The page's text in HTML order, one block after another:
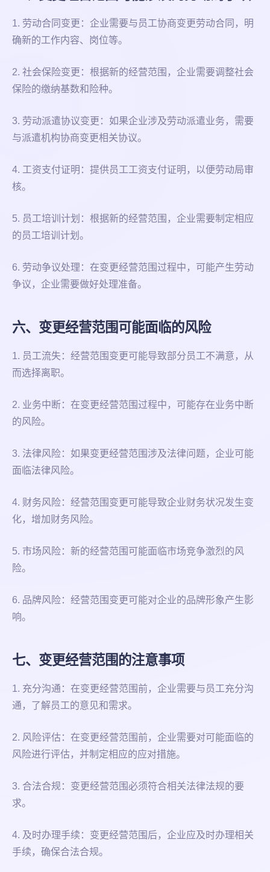
1. 劳动合同变更：企业需要与员工协商变更劳动合同，明
确新的工作内容、岗位等。
2. 社会保险变更：根据新的经营范围，企业需要调整社会
保险的缴纳基数和险种。
3. 劳动派遣协议变更：如果企业涉及劳动派遣业务，需要
与派遣机构协商变更相关协议。
4. 工资支付证明：提供员工工资支付证明，以便劳动局审
核。
5. 员工培训计划：根据新的经营范围，企业需要制定相应
的员工培训计划。
6. 劳动争议处理：在变更经营范围过程中，可能产生劳动
争议，企业需要做好处理准备。
六、变更经营范围可能面临的风险
1. 员工流失：经营范围变更可能导致部分员工不满意，从
而选择离职。
2. 业务中断：在变更经营范围过程中，可能存在业务中断
的风险。
3. 法律风险：如果变更经营范围涉及法律问题，企业可能
面临法律风险。
4. 财务风险：经营范围变更可能导致企业财务状况发生变
化，增加财务风险。
5. 市场风险：新的经营范围可能面临市场竞争激烈的风
险。
6. 品牌风险：经营范围变更可能对企业的品牌形象产生影
响。
七、变更经营范围的注意事项
1. 充分沟通：在变更经营范围前，企业需要与员工充分沟
通，了解员工的意见和需求。
2. 风险评估：在变更经营范围前，企业需要对可能面临的
风险进行评估，并制定相应的应对措施。
3. 合法合规：变更经营范围必须符合相关法律法规的要
求。
4. 及时办理手续：变更经营范围后，企业应及时办理相关
手续，确保合法合规。